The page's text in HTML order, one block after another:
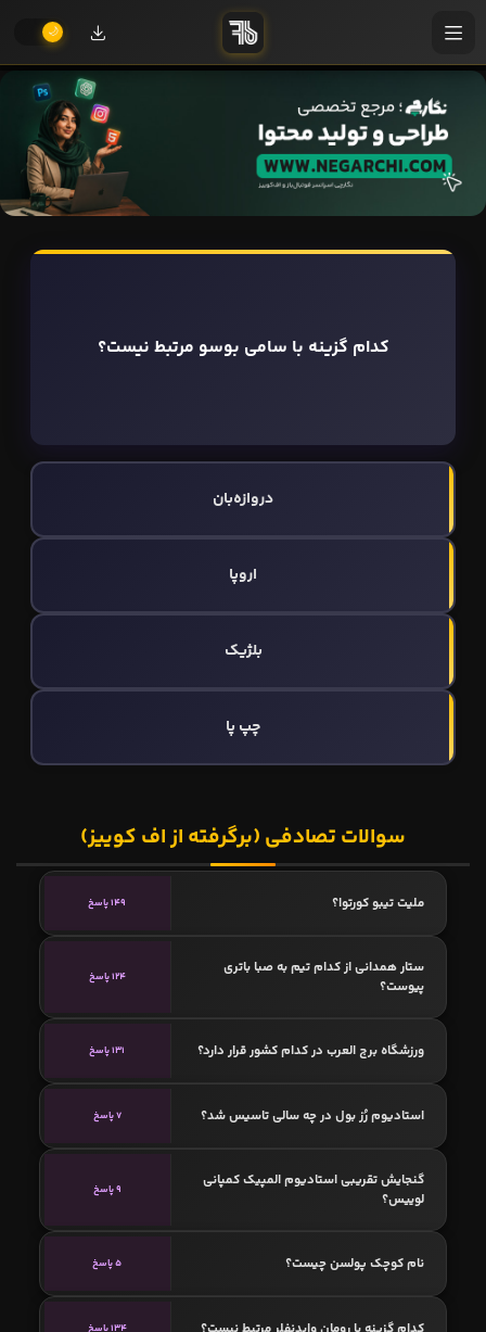
کدام گزینه با سامی بوسو مرتبط نیست؟
دروازه‌بان
اروپا
بلژیک
چپ پا
سوالات تصادفی (برگرفته از اف کوییز)
ملیت تیبو کورتوا؟ 149 پاسخ
ستار همدانی از کدام تیم به صبا باتری
پیوست؟
124 پاسخ
ورزشگاه برج العرب در کدام کشور قرار دارد؟ 131 پاسخ
استادیوم رُز بول در چه سالی تاسیس شد؟ 7 پاسخ
گنجایش تقریبی استادیوم المپیک کمپانی
لوییس؟
9 پاسخ
نام کوچک پولسن چیست؟ 5 پاسخ
134 پاسخ